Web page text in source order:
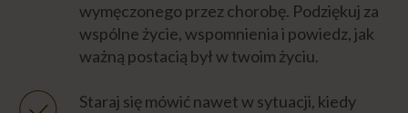
wymęczonego przez chorobę. Podziękuj za
wspólne życie, wspomnienia i powiedz, jak
ważną postacią był w twoim życiu.
Staraj się mówić nawet w sytuacji, kiedy